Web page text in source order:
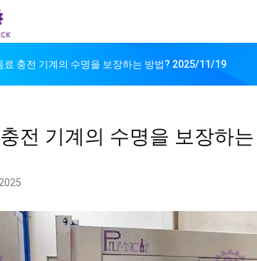
료 충전 기계의 수명을 보장하는 방법? 2025/11/19
전 기계의 수명을 보장하